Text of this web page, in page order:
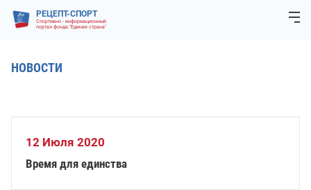
РЕЦЕПТ-СПОРТ
Спортивно - информационный
портал фонда "Единая страна"
НОВОСТИ
12 Июля 2020
Время для единства